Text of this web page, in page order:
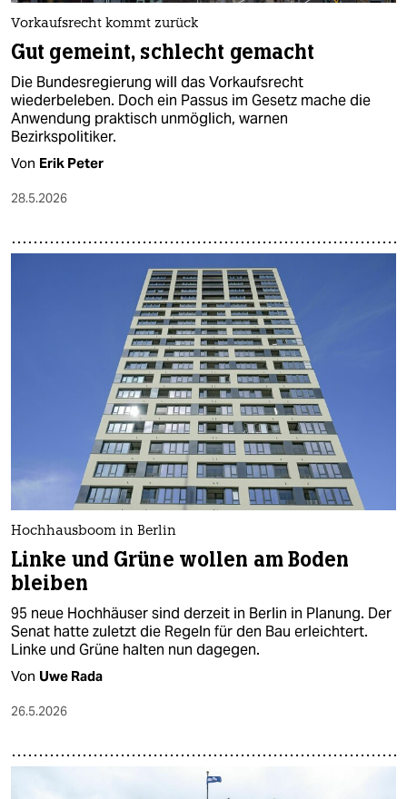
Vorkaufsrecht kommt zurück
Gut gemeint, schlecht gemacht
Die Bundesregierung will das Vorkaufsrecht
wiederbeleben. Doch ein Passus im Gesetz mache die
Anwendung praktisch unmöglich, warnen
Bezirkspolitiker.
Von Erik Peter
28.5.2026
Hochhausboom in Berlin
Linke und Grüne wollen am Boden
bleiben
95 neue Hochhäuser sind derzeit in Berlin in Planung. Der
Senat hatte zuletzt die Regeln für den Bau erleichtert.
Linke und Grüne halten nun dagegen.
Von Uwe Rada
26.5.2026